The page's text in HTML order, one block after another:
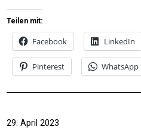
Teilen mit:
Facebook LinkedIn
Pinterest WhatsApp
29. April 2023